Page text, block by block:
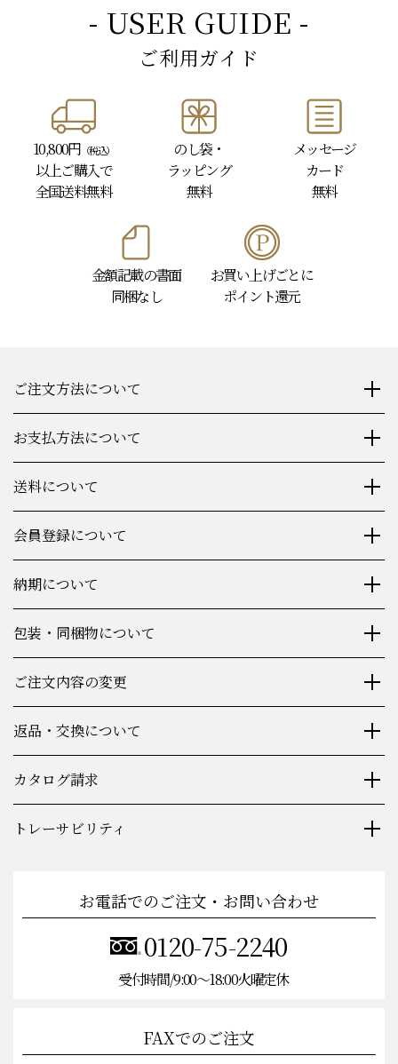
- USER GUIDE -
ご利用ガイド
10,800円 （税込）
以上ご購入で
全国送料無料
のし袋・
ラッピング
無料
メッセージ
カード
無料
金額記載の書面
同梱なし
お買い上げごとに
ポイント還元
ご注文方法について
お支払方法について
送料について
会員登録について
納期について
包装・同梱物について
ご注文内容の変更
返品・交換について
カタログ請求
トレーサビリティ
お電話でのご注文・お問い合わせ
0120-75-2240
受付時間/9:00〜18:00火曜定休
FAXでのご注文